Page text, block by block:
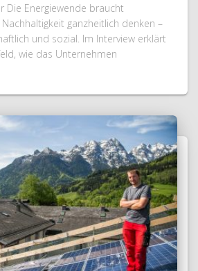
Die Energiewende braucht
ganzheitlich denken –
und sozial. Im Interview erklärt
wie das Unternehmen